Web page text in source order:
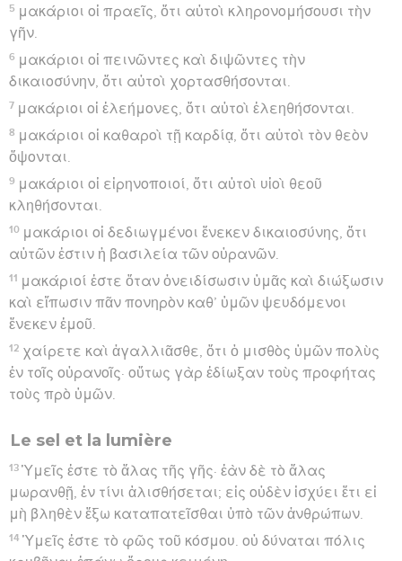
5 μακάριοι οἱ πραεῖς, ὅτι αὐτοὶ κληρονομήσουσι τὴν
γῆν.
6 μακάριοι οἱ πεινῶντες καὶ διψῶντες τὴν
δικαιοσύνην, ὅτι αὐτοὶ χορτασθήσονται.
7 μακάριοι οἱ ἐλεήμονες, ὅτι αὐτοὶ ἐλεηθήσονται.
8 μακάριοι οἱ καθαροὶ τῇ καρδίᾳ, ὅτι αὐτοὶ τὸν θεὸν
ὄψονται.
9 μακάριοι οἱ εἰρηνοποιοί, ὅτι αὐτοὶ υἱοὶ θεοῦ
κληθήσονται.
10 μακάριοι οἱ δεδιωγμένοι ἕνεκεν δικαιοσύνης, ὅτι
αὐτῶν ἐστιν ἡ βασιλεία τῶν οὐρανῶν.
11 μακάριοί ἐστε ὅταν ὀνειδίσωσιν ὑμᾶς καὶ διώξωσιν
καὶ εἴπωσιν πᾶν πονηρὸν καθ’ ὑμῶν ψευδόμενοι
ἕνεκεν ἐμοῦ.
12 χαίρετε καὶ ἀγαλλιᾶσθε, ὅτι ὁ μισθὸς ὑμῶν πολὺς
ἐν τοῖς οὐρανοῖς· οὕτως γὰρ ἐδίωξαν τοὺς προφήτας
τοὺς πρὸ ὑμῶν.
Le sel et la lumière
13 Ὑμεῖς ἐστε τὸ ἅλας τῆς γῆς· ἐὰν δὲ τὸ ἅλας
μωρανθῇ, ἐν τίνι ἁλισθήσεται; εἰς οὐδὲν ἰσχύει ἔτι εἰ
μὴ βληθὲν ἔξω καταπατεῖσθαι ὑπὸ τῶν ἀνθρώπων.
14 Ὑμεῖς ἐστε τὸ φῶς τοῦ κόσμου. οὐ δύναται πόλις